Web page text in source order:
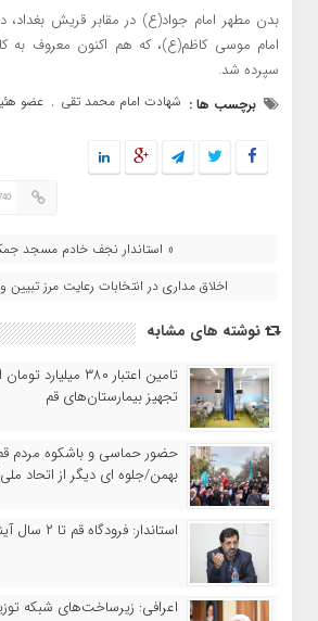
بدن مطهر امام جواد(ع) در مقابر قریش بغداد،
امام موسی کاظم(ع)، که هم اکنون معروف به
سپرده شد.
برچسب ها : شهادت امام محمد تقی , عضو
« استاندار نجف خادم مسجد
اخلاق‌ مداری در انتخابات رعایت مرز
نوشته های مشابه
تامین اعتبار ۳۸۰
تجهیز بیمارستان‌های قم
بهمن/جلوه ای دیگر از اتحاد ملی
استاندار: فرودگاه قم تا ۲ سال آینده تکمیل می‌شود
اعرافی: زیرساخت‌های شبکه